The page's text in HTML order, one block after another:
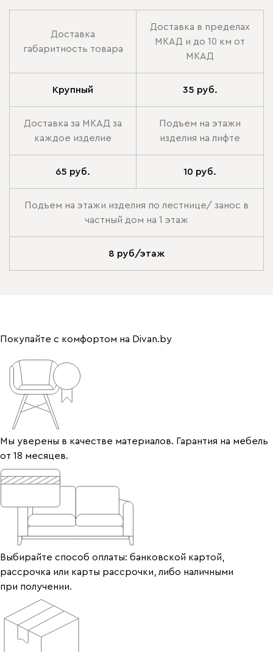
Доставка
габаритность товара
Доставка в пределах
МКАД и до 10 км от
МКАД
Крупный 35 руб.
Доставка за МКАД за
каждое изделие
Подъем на этажи
изделия на лифте
65 руб. 10 руб.
Подъем на этажи изделия по лестнице/ занос в
частный дом на 1 этаж
8 руб/этаж
Покупайте с комфортом на Divan.by
Мы уверены в качестве материалов. Гарантия на мебель
от 18 месяцев.
Выбирайте способ оплаты: банковской картой,
рассрочка или карты рассрочки, либо наличными
при получении.